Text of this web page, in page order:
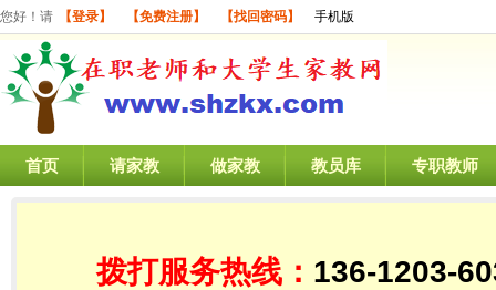
您好！请 【登录】 【免费注册】 【找回密码】 手机版
首页 请家教 做家教 教员库 专职教师
拨打服务热线： 136-1203-